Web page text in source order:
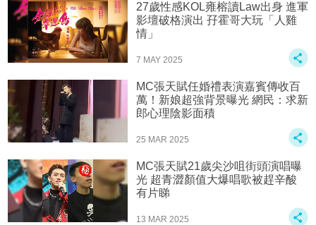
27歲性感KOL雍榕讀Law出身 進軍
影壇破格演出 孖霍哥大玩「人雞
情」
7 MAY 2025
MC張天賦任婚禮表演嘉賓傳收百
萬！新娘超強背景曝光 網民：求新
郎心理陰影面積
25 MAR 2025
MC張天賦21歲尖沙咀街頭演唱曝
光 超青澀顏值大爆唱歌被趕辛酸
有片睇
13 MAR 2025